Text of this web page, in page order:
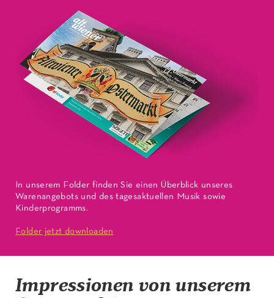
In unserem Folder finden Sie einen Überblick unseres
Warenangebots und des tagesaktuellen Musik sowie
Kinderprogramms.
Folder jetzt downloaden
Impressionen von unserem